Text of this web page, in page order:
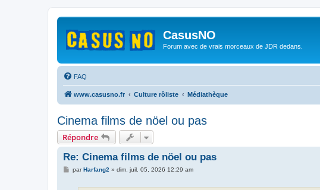
CasusNO
Forum avec de vrais morceaux de JDR dedans.
FAQ
www.casusno.fr Culture rôliste Médiathèque
Cinema films de nöel ou pas
Répondre
Re: Cinema films de nöel ou pas
MparHarfang2 » dim. juil. 05, 2026 12:29 am